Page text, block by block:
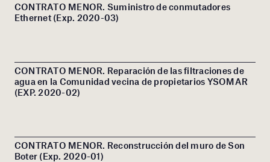
CONTRATO MENOR. Suministro de conmutadores
Ethernet (Exp. 2020-03)
CONTRATO MENOR. Reparación de las filtraciones de
agua en la Comunidad vecina de propietarios YSOMAR
(EXP. 2020-02)
CONTRATO MENOR. Reconstrucción del muro de Son
Boter (Exp. 2020-01)